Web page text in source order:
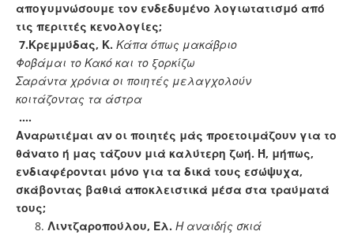
απογυμνώσουμε τον ενδεδυμένο λογιωτατισμό από
τις περιττές κενολογίες;
7.Κρεμμύδας, Κ. Κάπα όπως μακάβριο
Φοβάμαι το Κακό και το ξορκίζω
Σαράντα χρόνια οι ποιητές μελαγχολούν
κοιτάζοντας τα άστρα
….
Αναρωτιέμαι αν οι ποιητές μάς προετοιμάζουν για το
θάνατο ή μας τάζουν μιά καλύτερη ζωή. Ή, μήπως,
ενδιαφέρονται μόνο για τα δικά τους εσώψυχα,
σκάβοντας βαθιά αποκλειστικά μέσα στα τραύματά
τους;
Λιντζαροπούλου, Ελ. Η αναιδής σκιά